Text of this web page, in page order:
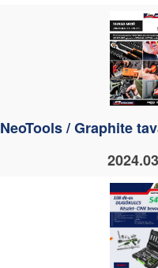
NeoTools / Graphite